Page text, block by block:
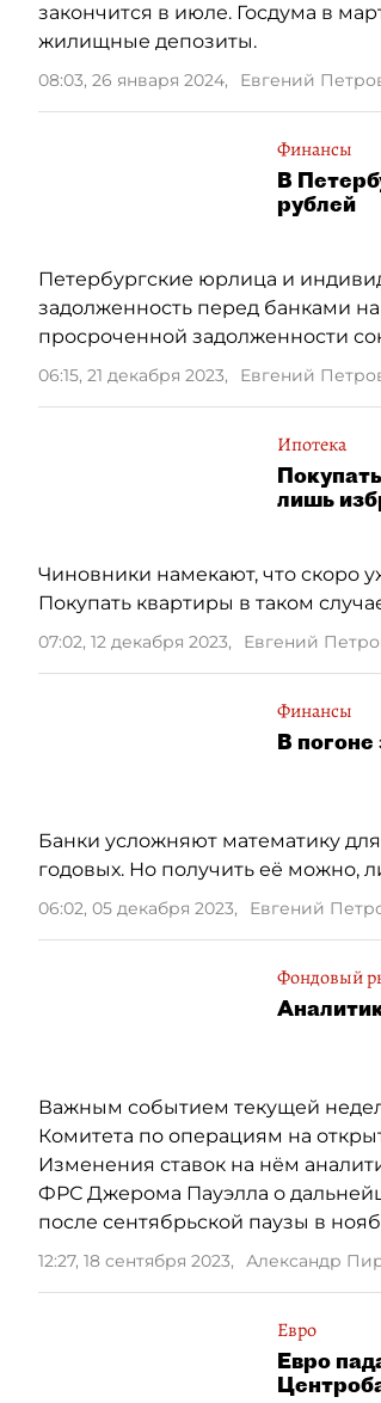
закончится в июле. Госдума в
жилищные депозиты.
08:03, 26 января 2024, Евгений
Финансы
В
рублей
Петербургские юрлица и
задолженность перед банками
просроченной задолженности
06:15, 21 декабря 2023, Евгений
Ипотека
лишь
Чиновники намекают, что скоро
Покупать квартиры в таком
07:02, 12 декабря 2023, Евгений
Финансы
В
Банки усложняют математику
годовых. Но получить её можно,
06:02, 05 декабря 2023, Евгений
Фондовый
Важным событием текущей
Комитета по операциям на
Изменения ставок на нём
ФРС Джерома Пауэлла о
после сентябрьской паузы в
12:27, 18 сентября 2023, Александр
Евро
Евро